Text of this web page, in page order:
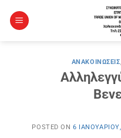
στο
ΑΝΑΚΟΙΝΏΣΕΙΣ,
POSTED ON6